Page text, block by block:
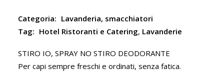
Categoria: Lavanderia, smacchiatori
Tag: Hotel Ristoranti e Catering, Lavanderie
STIRO IO, SPRAY NO STIRO DEODORANTE
Per capi sempre freschi e ordinati, senza fatica.